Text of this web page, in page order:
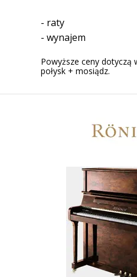
- raty
- wynajem
Powyższe ceny dotyczą
połysk + mosiądz.